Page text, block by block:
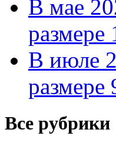
В мае
размере
В июле
размере
Все рубрики